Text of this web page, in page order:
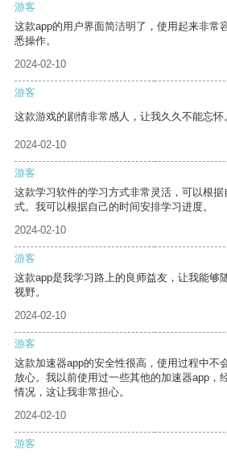
游客
这款app的用户界面简洁明了，使用起来非常
悉操作。
2024-02-10
游客
这款游戏的剧情非常感人，让我久久不能忘怀
2024-02-10
游客
这款学习软件的学习方式非常灵活，可以根
式。我可以根据自己的时间安排学习进度。
2024-02-10
游客
这款app是我学习路上的良师益友，让我能够
视野。
2024-02-10
游客
这款加速器app的安全性很高，使用过程中不
放心。我以前使用过一些其他的加速器app，
情况，这让我非常担心。
2024-02-10
游客